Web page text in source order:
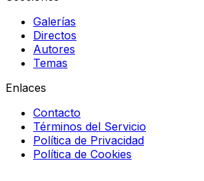
Galerías
Directos
Autores
Temas
Enlaces
Contacto
Términos del Servicio
Política de Privacidad
Política de Cookies